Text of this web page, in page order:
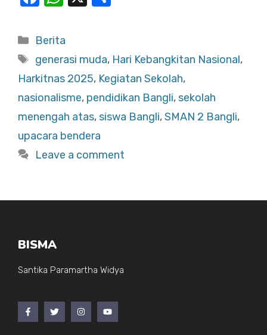
c
e
b
o
o
k
at
s
A
p
p
e
Categories
Berita
Tags
generasi muda, Hari Kebangkitan Nasional,
Harkitnas 2025, Kegiatan Sekolah,
nasionalisme, pendidikan Bangli,sekolah
menengah atas,siswa Bangli,SMAN 2 Bangli,
upacara bendera
Leave a comment
BISMA
Santika Paramartha Widya